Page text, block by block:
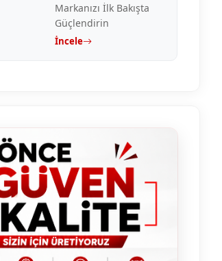
Markanızı İlk Bakışta
Güçlendirin
İncele